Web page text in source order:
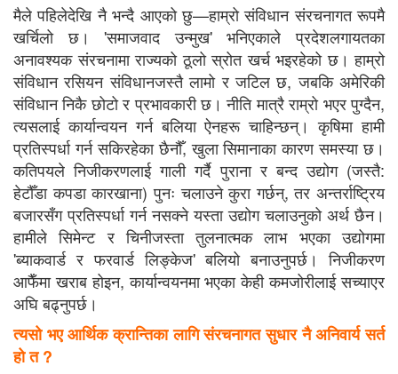
मैले पहिलेदेखि नै भन्दै आएको छु—हाम्रो संविधान संरचनागत रूपमै
खर्चिलो छ। 'समाजवाद उन्मुख' भनिएकाले प्रदेशलगायतका
अनावश्यक संरचनामा राज्यको ठूलो स्रोत खर्च भइरहेको छ। हाम्रो
संविधान रसियन संविधानजस्तै लामो र जटिल छ, जबकि अमेरिकी
संविधान निकै छोटो र प्रभावकारी छ। नीति मात्रै राम्रो भएर पुग्दैन,
त्यसलाई कार्यान्वयन गर्न बलिया ऐनहरू चाहिन्छन्। कृषिमा हामी
प्रतिस्पर्धा गर्न सकिरहेका छैनौँ, खुला सिमानाका कारण समस्या छ।
कतिपयले निजीकरणलाई गाली गर्दै पुराना र बन्द उद्योग (जस्तै:
हेटौँडा कपडा कारखाना) पुनः चलाउने कुरा गर्छन्, तर अन्तर्राष्ट्रिय
बजारसँग प्रतिस्पर्धा गर्न नसक्ने यस्ता उद्योग चलाउनुको अर्थ छैन।
हामीले सिमेन्ट र चिनीजस्ता तुलनात्मक लाभ भएका उद्योगमा
'ब्याकवार्ड र फरवार्ड लिङ्केज' बलियो बनाउनुपर्छ। निजीकरण
आफैँमा खराब होइन, कार्यान्वयनमा भएका केही कमजोरीलाई सच्याएर
अघि बढ्नुपर्छ।
त्यसो भए आर्थिक क्रान्तिका लागि संरचनागत सुधार नै अनिवार्य सर्त
हो त ?